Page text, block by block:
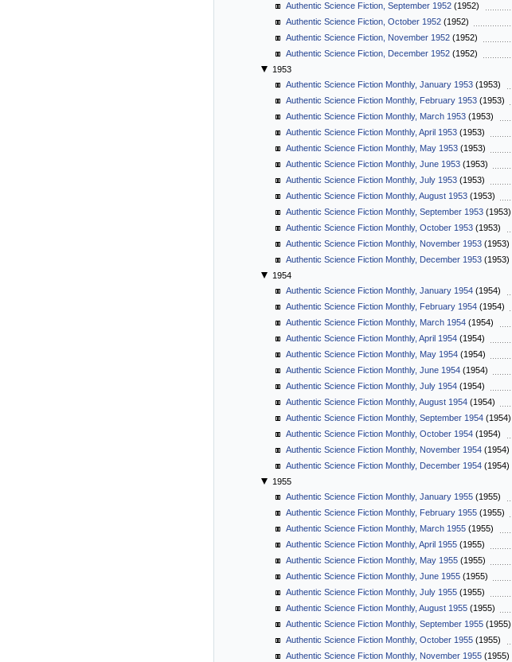
Authentic Science Fiction, September 1952 (1952)
Authentic Science Fiction, October 1952 (1952)
Authentic Science Fiction, November 1952 (1952)
Authentic Science Fiction, December 1952 (1952)
1953
Authentic Science Fiction Monthly, January 1953 (1953)
Authentic Science Fiction Monthly, February 1953 (1953)
Authentic Science Fiction Monthly, March 1953 (1953)
Authentic Science Fiction Monthly, April 1953 (1953)
Authentic Science Fiction Monthly, May 1953 (1953)
Authentic Science Fiction Monthly, June 1953 (1953)
Authentic Science Fiction Monthly, July 1953 (1953)
Authentic Science Fiction Monthly, August 1953 (1953)
Authentic Science Fiction Monthly, September 1953 (1953)
Authentic Science Fiction Monthly, October 1953 (1953)
Authentic Science Fiction Monthly, November 1953 (1953)
Authentic Science Fiction Monthly, December 1953 (1953)
1954
Authentic Science Fiction Monthly, January 1954 (1954)
Authentic Science Fiction Monthly, February 1954 (1954)
Authentic Science Fiction Monthly, March 1954 (1954)
Authentic Science Fiction Monthly, April 1954 (1954)
Authentic Science Fiction Monthly, May 1954 (1954)
Authentic Science Fiction Monthly, June 1954 (1954)
Authentic Science Fiction Monthly, July 1954 (1954)
Authentic Science Fiction Monthly, August 1954 (1954)
Authentic Science Fiction Monthly, September 1954 (1954)
Authentic Science Fiction Monthly, October 1954 (1954)
Authentic Science Fiction Monthly, November 1954 (1954)
Authentic Science Fiction Monthly, December 1954 (1954)
1955
Authentic Science Fiction Monthly, January 1955 (1955)
Authentic Science Fiction Monthly, February 1955 (1955)
Authentic Science Fiction Monthly, March 1955 (1955)
Authentic Science Fiction Monthly, April 1955 (1955)
Authentic Science Fiction Monthly, May 1955 (1955)
Authentic Science Fiction Monthly, June 1955 (1955)
Authentic Science Fiction Monthly, July 1955 (1955)
Authentic Science Fiction Monthly, August 1955 (1955)
Authentic Science Fiction Monthly, September 1955 (1955)
Authentic Science Fiction Monthly, October 1955 (1955)
Authentic Science Fiction Monthly, November 1955 (1955)